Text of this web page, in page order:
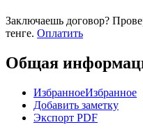
Заключаешь договор?
тенге. Оплатить
Общая
ИзбранноеИзбранное
Добавить заметку
Экспорт PDF